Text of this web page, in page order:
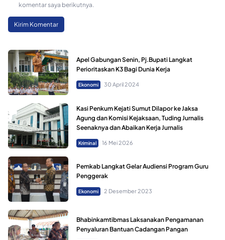
komentar saya berikutnya.
Apel Gabungan Senin, Pj.Bupati Langkat
Perioritaskan K3 Bagi Dunia Kerja
Ekonomi 30 April 2024
Kasi Penkum Kejati Sumut Dilapor ke Jaksa
Agung dan Komisi Kejaksaan, Tuding Jurnalis
Seenaknya dan Abaikan Kerja Jurnalis
Kriminal 16 Mei 2026
Pemkab Langkat Gelar Audiensi Program Guru
Penggerak
Ekonomi 2 Desember 2023
Bhabinkamtibmas Laksanakan Pengamanan
Penyaluran Bantuan Cadangan Pangan